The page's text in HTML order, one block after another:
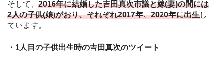
そして、 2016年に結婚した吉田真次市議と嫁(妻)の間には
2人の子供(娘)がおり、それぞれ2017年、2020年に出生し
ています。
・1人目の子供出生時の吉田真次のツイート